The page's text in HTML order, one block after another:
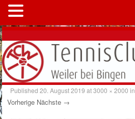
Published20. August 2019 at3000 × 2000 in
Vorherige Nächste →